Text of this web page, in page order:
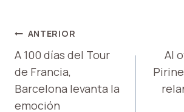
NAVEGACIÓN
DE
ENTRADAS
ANTERIOR
A 100 días del Tour
de Francia,
Barcelona levanta la
emoción
Al